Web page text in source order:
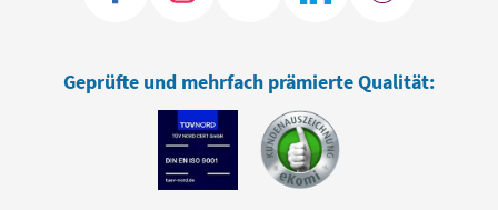
Geprüfte und mehrfach prämierte Qualität: